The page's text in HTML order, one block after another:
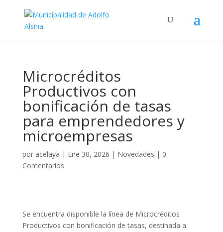
Microcréditos
Productivos con
bonificación de tasas
para emprendedores y
microempresas
por acelaya | Ene 30, 2026 | Novedades | 0
Comentarios
Se encuentra disponible la línea de Microcréditos
Productivos con bonificación de tasas, destinada a